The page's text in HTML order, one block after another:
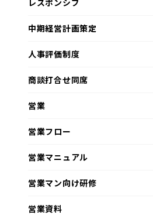
中期経営計画策定
人事評価制度
商談打合せ同席
営業
営業フロー
営業マニュアル
営業マン向け研修
営業資料